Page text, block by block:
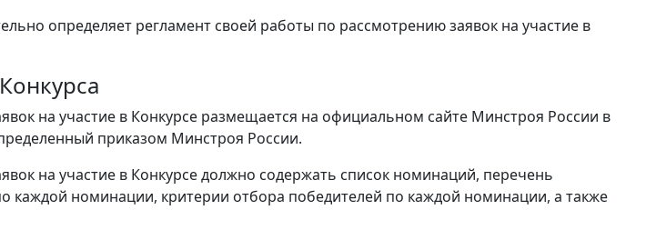
определяет регламент своей работы по рассмотрению заявок на участие в
на участие в Конкурсе размещается на официальном сайте Минстроя России в
приказом Минстроя России.
на участие в Конкурсе должно содержать список номинаций, перечень
каждой номинации, критерии отбора победителей по каждой номинации, а также